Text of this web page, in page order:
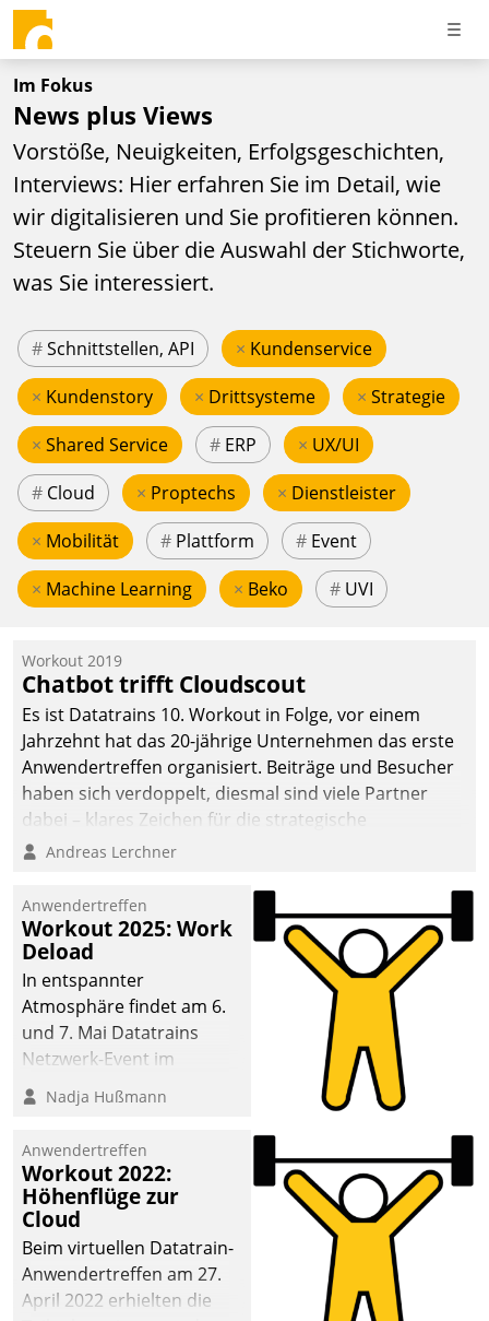
Im Fokus
News plus Views
Vorstöße, Neuigkeiten, Erfolgsgeschichten,
Interviews: Hier erfahren Sie im Detail, wie
wir digitalisieren und Sie profitieren können.
Steuern Sie über die Auswahl der Stichworte,
was Sie interessiert.
#Schnittstellen, API × Kundenservice
× Kundenstory × Drittsysteme × Strategie
× Shared Service # ERP × UX/UI
# Cloud × Proptechs × Dienstleister
× Mobilität # Plattform # Event
× Machine Learning × Beko # UVI
Workout 2019
Chatbot trifft Cloudscout
Es ist Datatrains 10. Workout in Folge, vor einem
Jahrzehnt hat das 20-jährige Unternehmen das erste
Anwendertreffen organisiert. Beiträge und Besucher
haben sich verdoppelt, diesmal sind viele Partner
dabei – klares Zeichen für die strategische
Fokussierung auf den Kunden.
Andreas Lerchner
Anwendertreffen
Workout 2025: Work
Deload
In entspannter
Atmosphäre findet am 6.
und 7. Mai Datatrains
Netzwerk-Event im
Kunden- und Partnerkreis
statt. Zentrale Frage: Wie
Mammutprojekte
meistern und Workloads
wuppen – bei zunehmend
anspruchsvollen
Aufgaben und
abnehmendem
Nadja Hußmann
Anwendertreffen
Workout 2022:
Höhenflüge zur
Cloud
Beim virtuellen Datatrain-
Anwendertreffen am 27.
April 2022 erhielten die